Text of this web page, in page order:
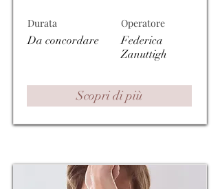
Durata
Da concordare
Operatore
Federica
Zanuttigh
Scopri di più